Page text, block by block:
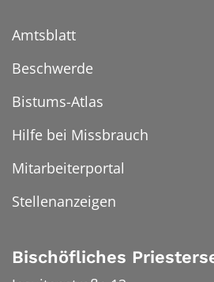
Amtsblatt
Beschwerde
Bistums-Atlas
Hilfe bei Missbrauch
Mitarbeiterportal
Stellenanzeigen
Bischöfliches